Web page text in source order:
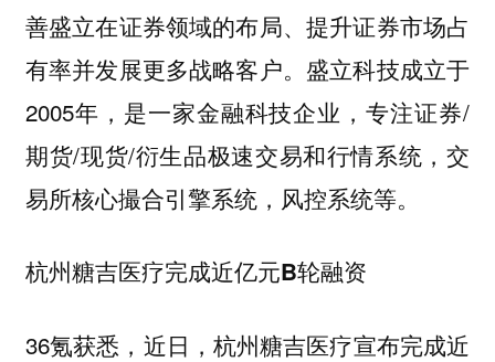
善盛立在证券领域的布局、提升证券市场占
有率并发展更多战略客户。盛立科技成立于
2005年，是一家金融科技企业，专注证券/
期货/现货/衍生品极速交易和行情系统，交
易所核心撮合引擎系统，风控系统等。
杭州糖吉医疗完成近亿元B轮融资
36氪获悉，近日，杭州糖吉医疗宣布完成近